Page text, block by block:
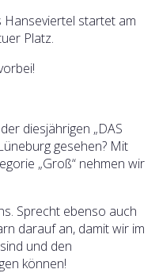
startet am
Platz.
diesjährigen „DAS
gesehen? Mit
„Groß“ nehmen wir
Sprecht ebenso auch
darauf an, damit wir im
und den
können!